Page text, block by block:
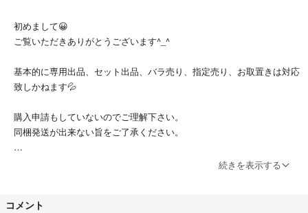
初めまして😀
ご覧いただきありがとうございます^_^
基本的に専用出品、セット出品、バラ売り、指定売り、お取置きは対応
致しかねます💦
購入申請もしていないのでご理解下さい。
同梱発送が出来ない旨をご了承ください。
続きを表示する
コメント